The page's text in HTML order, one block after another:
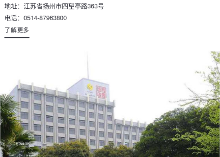
地址：江苏省扬州市四望亭路363号
电话：0514-87963800
了解更多